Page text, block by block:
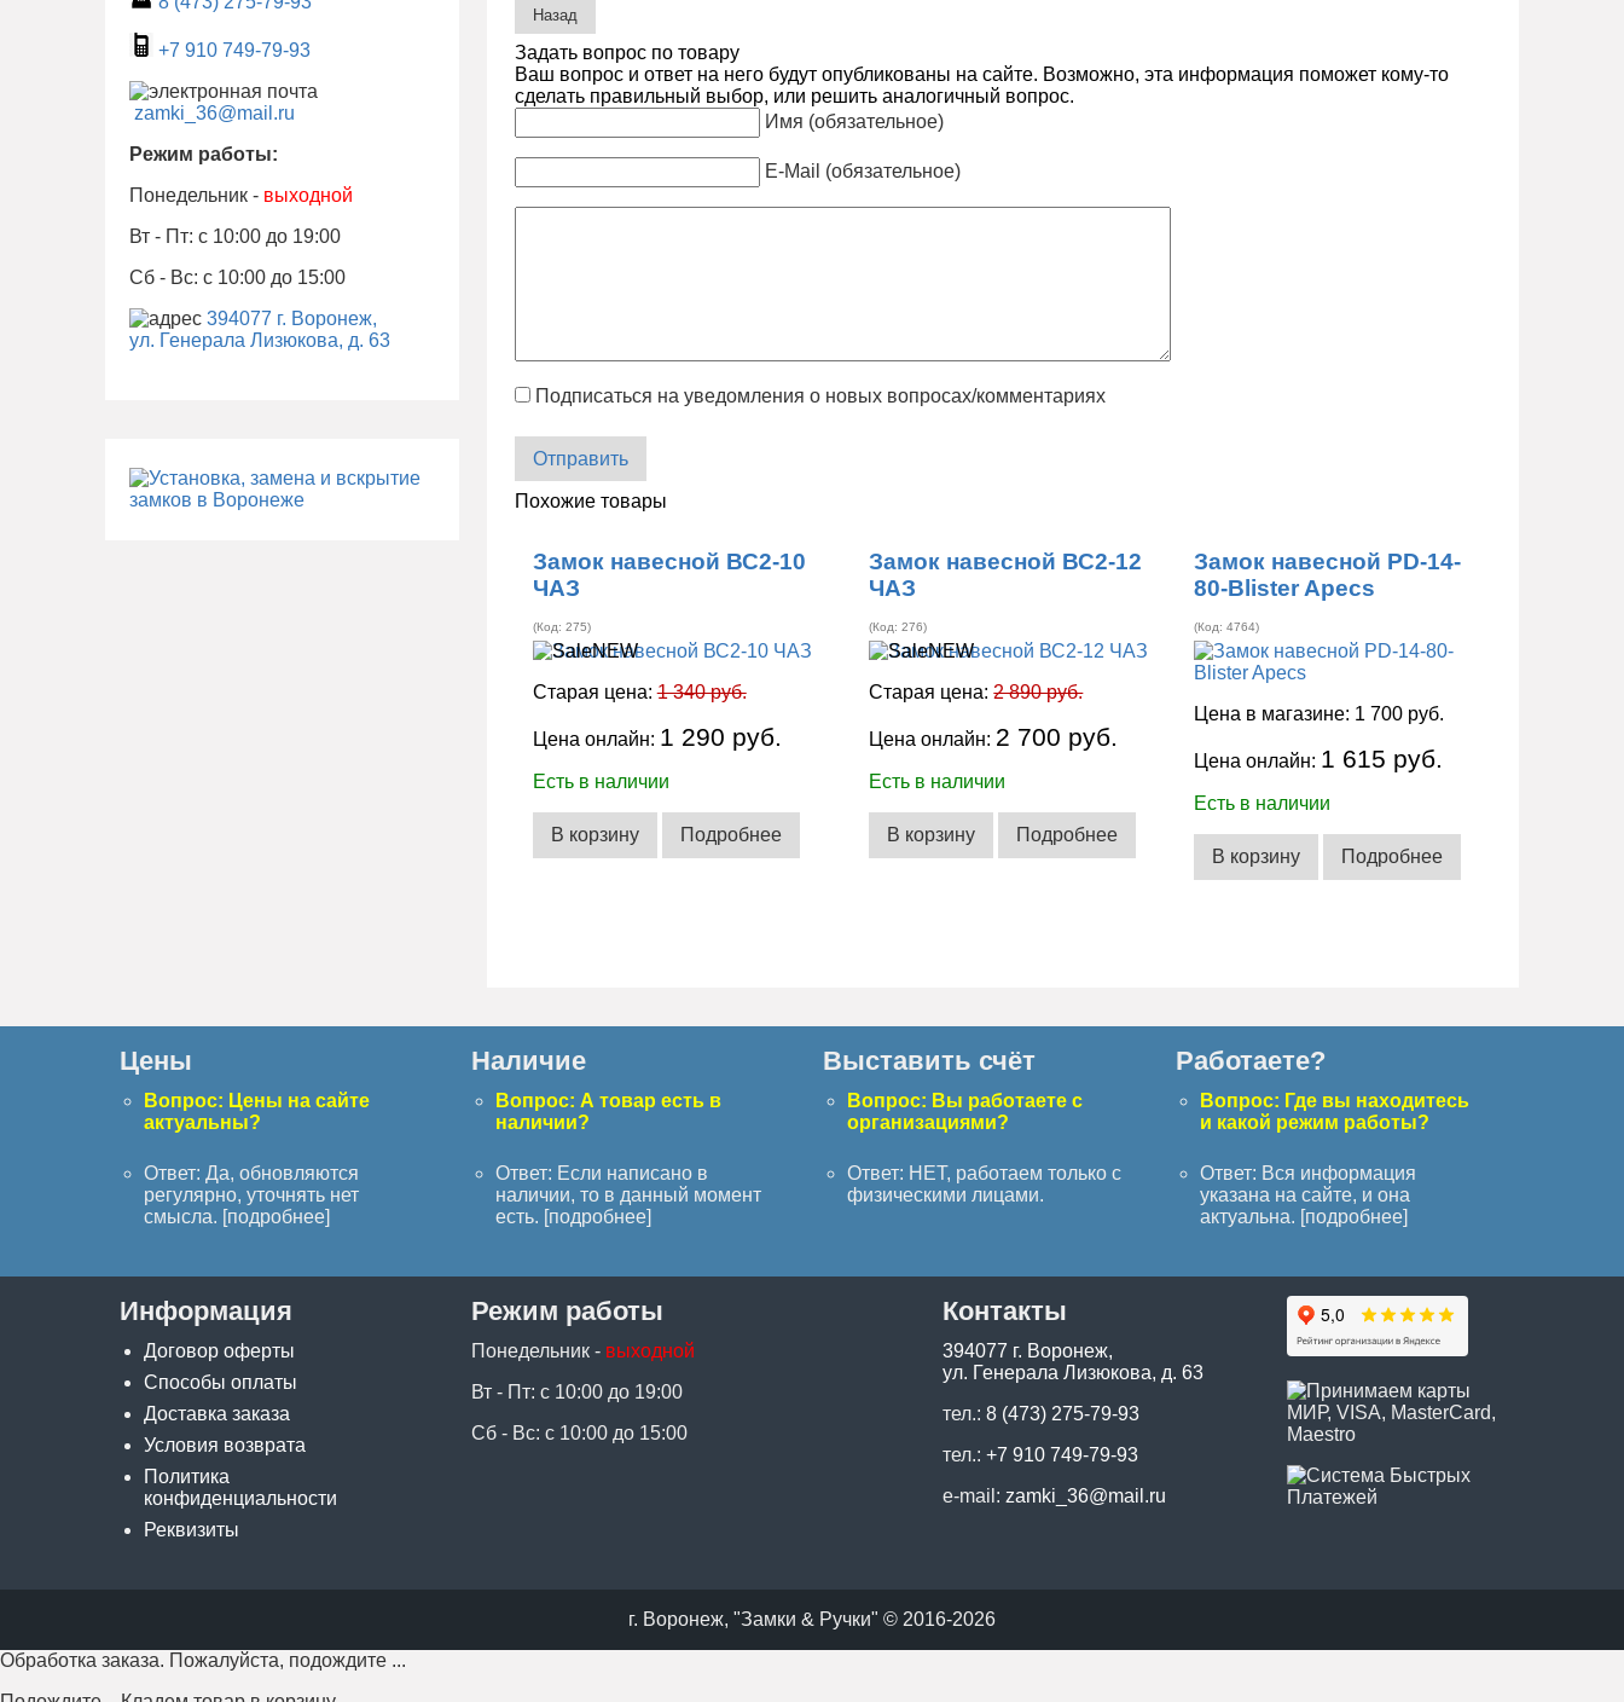
+7 910 749-79-93
zamki_36@mail.ru
Режим работы:
Понедельник - выходной
Вт - Пт: с 10:00 до 19:00
Сб - Вс: с 10:00 до 15:00
394077 г. Воронеж,
ул. Генерала Лизюкова, д. 63
Задать вопрос по товару
Ваш вопрос и ответ на него будут опубликованы на сайте. Возможно, эта информация поможет кому-то
сделать правильный выбор, или решить аналогичный вопрос.
Имя (обязательное)
E-Mail (обязательное)
Подписаться на уведомления о новых вопросах/комментариях
Отправить
Похожие товары
Замок навесной ВС2-10
ЧАЗ
(Код: 275)
Старая цена:1 340 руб.
Цена онлайн: 1 290 руб.
Есть в наличии
В корзину Подробнее
Замок навесной ВС2-12
ЧАЗ
(Код:276)
Старая цена:2 890 руб.
Цена онлайн: 2 700 руб.
Есть в наличии
В корзину Подробнее
Замок навесной PD-14-
80-Blister Apecs
(Код:4764)
Цена в магазине: 1 700 руб.
Цена онлайн: 1 615 руб.
Есть в наличии
В корзину Подробнее
Цены
Вопрос: Цены на сайте
актуальны?
Ответ: Да, обновляются
регулярно, уточнять нет
смысла. [подробнее]
Наличие
Вопрос: А товар есть в
наличии?
Ответ: Если написано в
наличии, то в данный момент
есть. [подробнее]
Выставить счёт
Вопрос: Вы работаете с
организациями?
Ответ: НЕТ, работаем только с
физическими лицами.
Работаете?
Вопрос: Где вы находитесь
и какой режим работы?
Ответ: Вся информация
указана на сайте, и она
актуальна. [подробнее]
Информация
Договор оферты
Способы оплаты
Доставка заказа
Условия возврата
Политика
конфиденциальности
Реквизиты
Режим работы
Понедельник - выходной
Вт - Пт: с 10:00 до 19:00
Сб - Вс: с 10:00 до 15:00
Контакты
394077 г. Воронеж,
ул. Генерала Лизюкова, д. 63
тел.: 8 (473) 275-79-93
тел.: +7 910 749-79-93
e-mail: zamki_36@mail.ru
г. Воронеж, "Замки & Ручки" © 2016-2026
Обработка заказа. Пожалуйста, подождите ...